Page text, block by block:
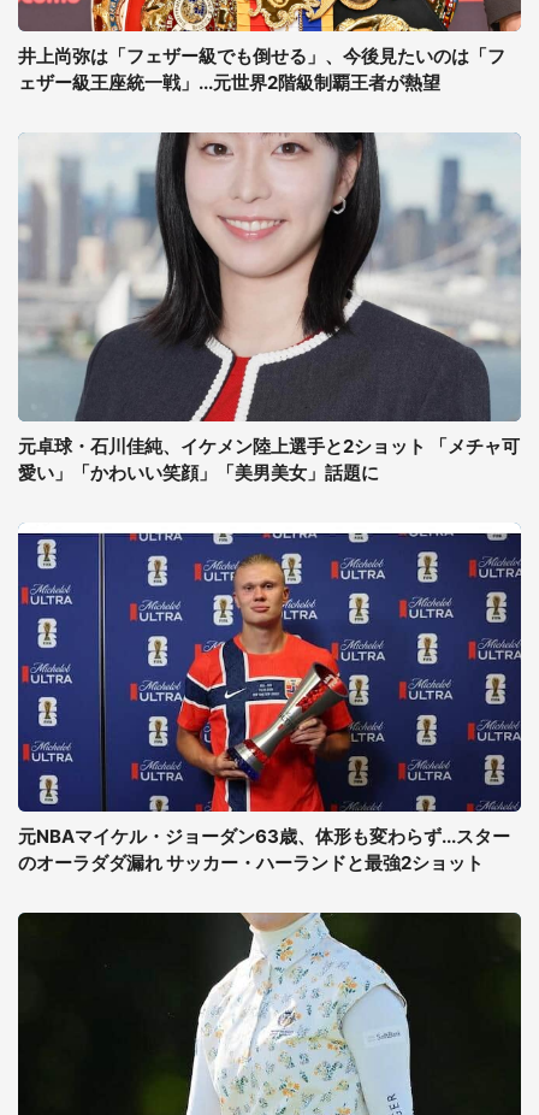
井上尚弥は「フェザー級でも倒せる」、今後見たいのは「フ
ェザー級王座統一戦」...元世界2階級制覇王者が熱望
元卓球・石川佳純、イケメン陸上選手と2ショット 「メチャ可
愛い」「かわいい笑顔」「美男美女」話題に
元NBAマイケル・ジョーダン63歳、体形も変わらず...スター
のオーラダダ漏れ サッカー・ハーランドと最強2ショット